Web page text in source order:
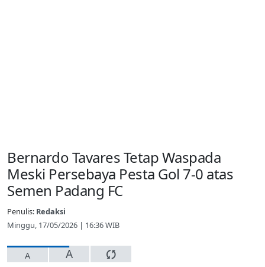
Bernardo Tavares Tetap Waspada
Meski Persebaya Pesta Gol 7-0 atas
Semen Padang FC
Penulis: Redaksi
Minggu, 17/05/2026 | 16:36 WIB
A A